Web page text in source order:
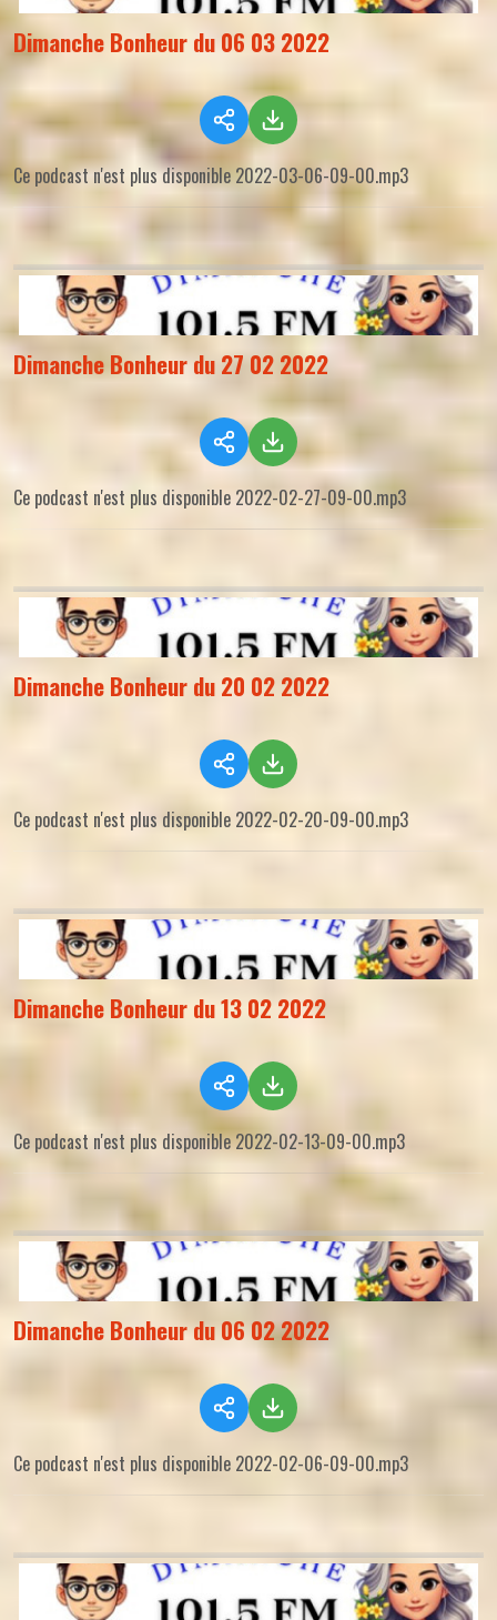
Dimanche Bonheur du 06 03 2022
Ce podcast n'est plus disponible 2022-03-06-09-00.mp3
Dimanche Bonheur du 27 02 2022
Ce podcast n'est plus disponible 2022-02-27-09-00.mp3
Dimanche Bonheur du 20 02 2022
Ce podcast n'est plus disponible 2022-02-20-09-00.mp3
Dimanche Bonheur du 13 02 2022
Ce podcast n'est plus disponible 2022-02-13-09-00.mp3
Dimanche Bonheur du 06 02 2022
Ce podcast n'est plus disponible 2022-02-06-09-00.mp3